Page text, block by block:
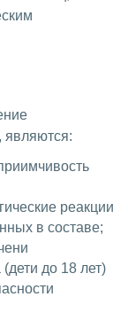
являются:
реакции
в составе;
до 18 лет)